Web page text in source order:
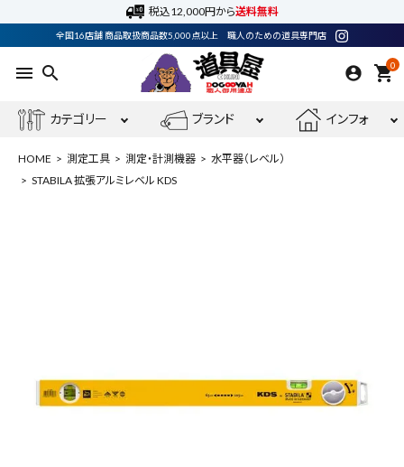
税込12,000円から送料無料
全国16店舗 商品取扱商品数5,000点以上 職人のための道具専門店
menu search 0
shopping_cart
カテゴリー ブランド インフォ
HOME 測定工具 測定・計測機器
水平器（レベル）
STABILA 拡張アルミレベル KDS